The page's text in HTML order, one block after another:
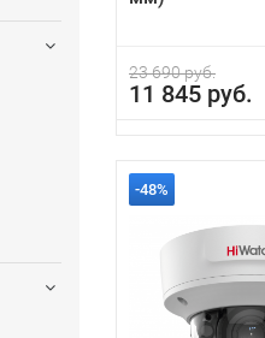
23 690 руб.
11 845 руб.
-48%